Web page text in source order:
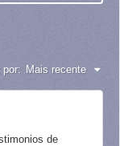
por: Mais recente
de